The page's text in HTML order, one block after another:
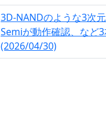
3D-NANDのような3次
Semiが動作確認、など
(2026/04/30)